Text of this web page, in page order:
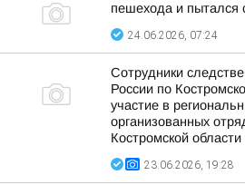
пешехода и пытался
24.06.2026, 07:24
Сотрудники
России по
участие в
организованных
Костромской области
23.06.2026, 19:28